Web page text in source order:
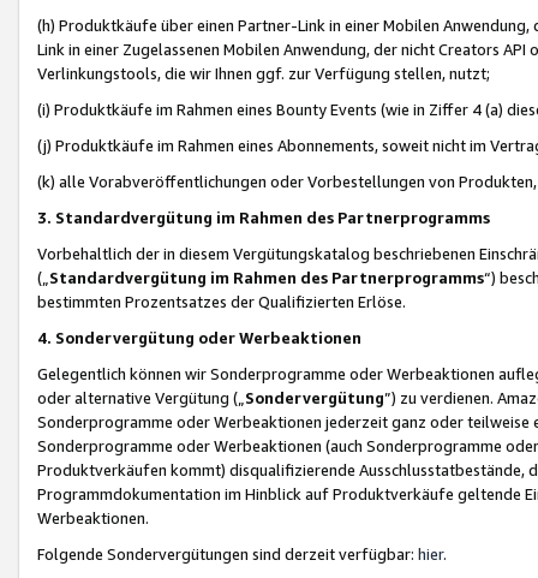
(h) Produktkäufe über einen Partner-Link in einer Mobilen
Link in einer Zugelassenen Mobilen Anwendung, der nicht Creators
Verlinkungstools, die wir Ihnen ggf. zur Verfügung stellen, nutzt;
(i) Produktkäufe im Rahmen eines Bounty Events (wie in Ziffer 4 (a)
(j) Produktkäufe im Rahmen eines Abonnements, soweit nicht im
(k) alle Vorabveröffentlichungen oder Vorbestellungen von
3. Standardvergütung im Rahmen des Partnerprogramms
Vorbehaltlich der in diesem Vergütungskatalog beschriebenen
(„ Standardvergütung im Rahmen des Partnerprogramms“)
bestimmten Prozentsatzes der Qualifizierten Erlöse.
4. Sondervergütung oder Werbeaktionen
Gelegentlich können wir Sonderprogramme oder Werbeaktionen
oder alternative Vergütung („ Sondervergütung”) zu verdienen.
Sonderprogramme oder Werbeaktionen jederzeit ganz oder
Sonderprogramme oder Werbeaktionen (auch Sonderprogramme
Produktverkäufen kommt) disqualifizierende Ausschlusstatbestände,
Programmdokumentation im Hinblick auf Produktverkäufe geltende
Werbeaktionen.
Folgende Sondervergütungen sind derzeit verfügbar: hier.